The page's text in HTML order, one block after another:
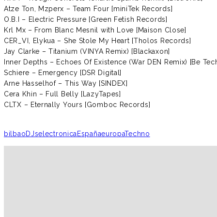
Atze Ton, Mzperx – Team Four [miniTek Records]
O.B.I – Electric Pressure [Green Fetish Records]
Krl Mx – From Blanc Mesnil with Love [Maison Close]
CER_VI, Elykua – She Stole My Heart [Tholos Records]
Jay Clarke – Titanium (VINYA Remix) [Blackaxon]
Inner Depths – Echoes Of Existence (War DEN Remix) [Be
Schiere – Emergency [DSR Digital]
Arne Hasselhof – This Way [SINDEX]
Cera Khin – Full Belly [LazyTapes]
CLTX – Eternally Yours [Gomboc Records]
bilbaoDJselectronica EspañaeuropaTechno